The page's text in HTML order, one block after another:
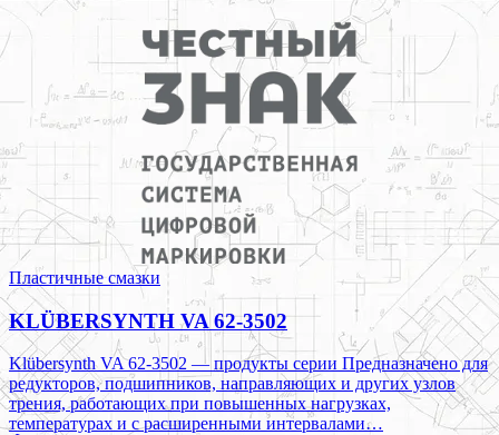
Пластичные смазки
KLÜBERSYNTH VA 62-3502
Klübersynth VA 62-3502 — продукты серии Предназначено для
редукторов, подшипников, направляющих и других узлов
трения, работающих при повышенных нагрузках,
температурах и с расширенными интервалами…